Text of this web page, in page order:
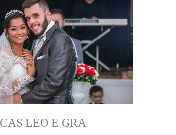
CAS LEO E GRA